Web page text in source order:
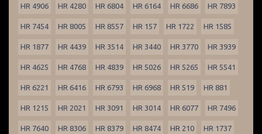
HR 4906 HR 4280 HR 6804 HR 6164 HR 6686 HR 7893
HR 7454 HR 8005 HR 8557 HR 157 HR 1722 HR 1585
HR 1877 HR 4439 HR 3514 HR 3440 HR 3770 HR 3939
HR 4625 HR 4768 HR 4839 HR 5026 HR 5265 HR 5541
HR 6221 HR 6416 HR 6793 HR 6968 HR 519 HR 881
HR 1215 HR 2021 HR 3091 HR 3014 HR 6077 HR 7496
HR 7640 HR 8306 HR 8379 HR 8474 HR 210 HR 1737